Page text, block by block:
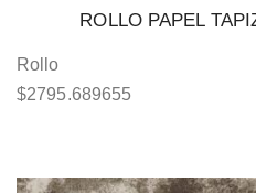
ROLLO PAPEL
Rollo
$2795.689655